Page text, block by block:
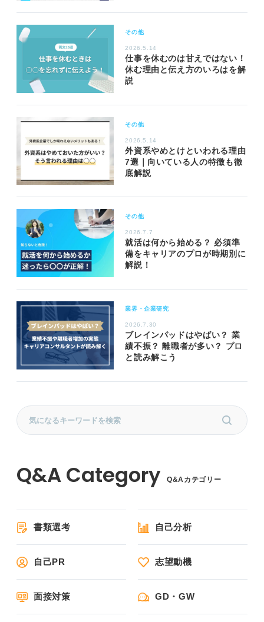
その他
2026.5.14
仕事を休むのは甘えではない！
休む理由と伝え方のいろはを解
説
その他
2026.5.14
外資系やめとけといわれる理由
7選｜向いている人の特徴も徹
底解説
その他
2026.7.7
就活は何から始める？ 必須準
備をキャリアのプロが時期別に
解説！
業界・企業研究
2026.7.30
ブレインパッドはやばい？ 業
績不振？ 離職者が多い？ プロ
と読み解こう
Q&Aカテゴリー
書類選考 自己分析
自己PR 志望動機
面接対策 GD・GW